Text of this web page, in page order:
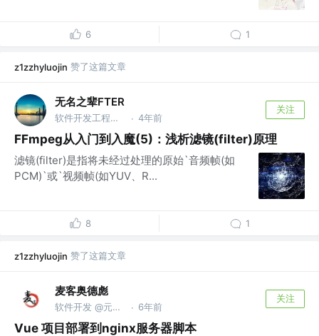
6 1
z1zzhyluojin 赞了这篇文章
无名之辈FTER
软件开发工程师 @Joyy · 4年前
关注
FFmpeg从入门到入魔(5)：浅析滤镜(filter)原理
滤镜(filter)是指将未经过处理的原始`音频帧(如
PCM)`或`视频帧(如YUV、R...
8 1
z1zzhyluojin 赞了这篇文章
麦客奥德彪
软件开发 @元石科技 · 6年前
关注
Vue 项目部署到nginx服务器脚本